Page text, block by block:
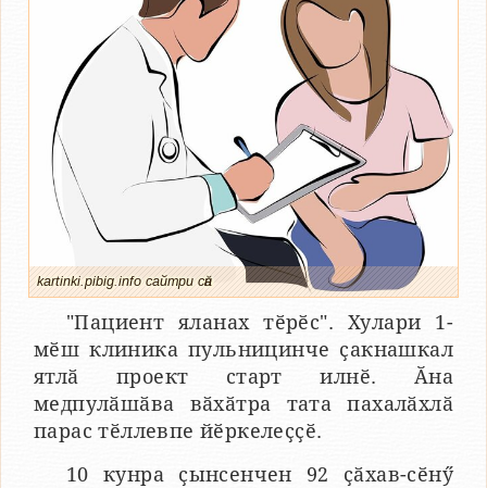
kartinki.pibig.info сайтри сӑн
"Пациент яланах тӗрӗс". Хулари 1-
мӗш клиника пульницинче ҫакнашкал
ятлӑ проект старт илнӗ. Ӑна
медпулӑшӑва вӑхӑтра тата пахалӑхлӑ
парас тӗллевпе йӗркелеҫҫӗ.
10 кунра ҫынсенчен 92 ҫӑхав-сӗнӳ